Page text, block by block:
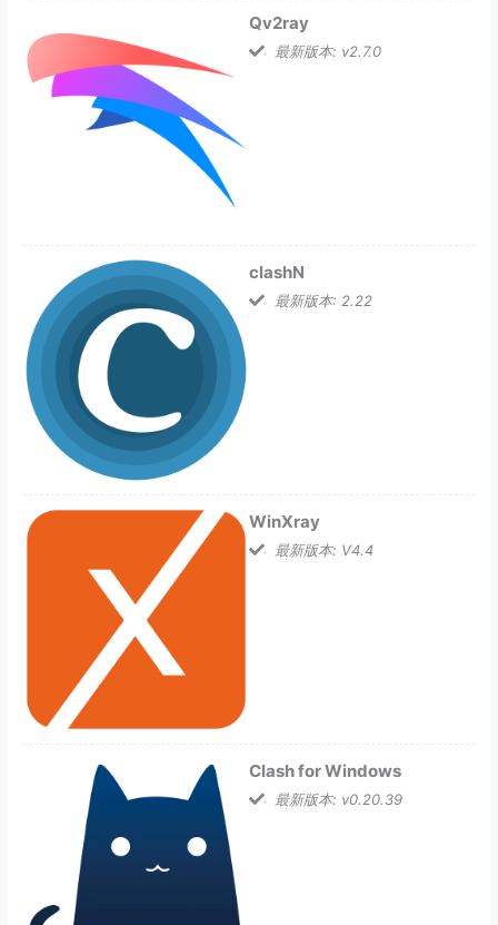
Qv2ray
最新版本: v2.7.0
clashN
最新版本: 2.22
WinXray
最新版本: V4.4
Clash for Windows
最新版本: v0.20.39